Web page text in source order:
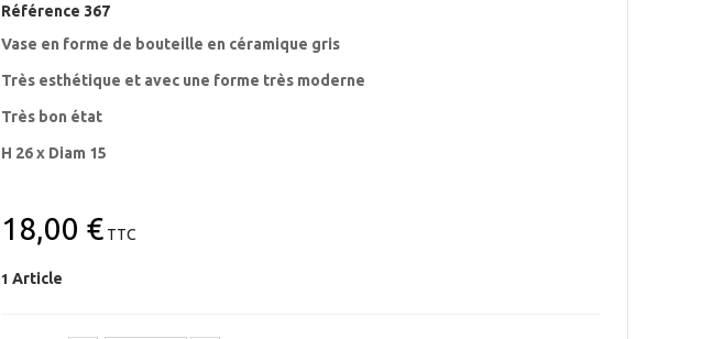
Référence 367
Vase en forme de bouteille en céramique gris
Très esthétique et avec une forme très moderne
Très bon état
H 26 x Diam 15
18,00 € TTC
1 Article